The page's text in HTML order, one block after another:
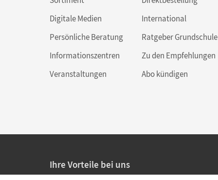
Digitale Medien
Persönliche Beratung
Informationszentren
Veranstaltungen
International
Ratgeber Grundschule
Zu den Empfehlungen
Abo kündigen
Ihre Vorteile bei uns